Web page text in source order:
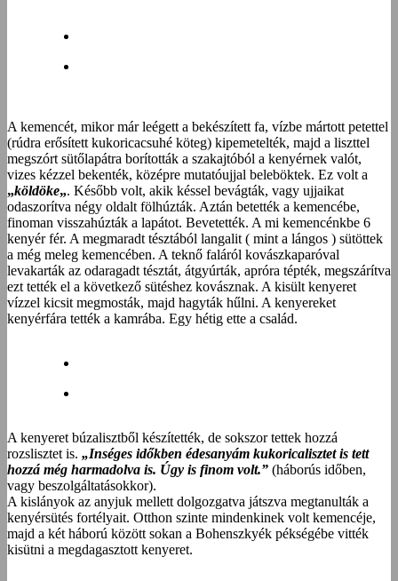
A kemencét, mikor már leégett a bekészített fa, vízbe mártott petettel
(rúdra erősített kukoricacsuhé köteg) kipemetelték, majd a liszttel
megszórt sütőlapátra borították a szakajtóból a kenyérnek valót,
vizes kézzel bekenték, középre mutatóujjal beleböktek. Ez volt a
„köldöke„. Később volt, akik késsel bevágták, vagy ujjaikat
odaszorítva négy oldalt fölhúzták. Aztán betették a kemencébe,
finoman visszahúzták a lapátot. Bevetették. A mi kemencénkbe 6
kenyér fér. A megmaradt tésztából langalit ( mint a lángos ) sütöttek
a még meleg kemencében. A teknő faláról kovászkaparóval
levakarták az odaragadt tésztát, átgyúrták, apróra tépték, megszárítva
ezt tették el a következő sütéshez kovásznak. A kisült kenyeret
vízzel kicsit megmosták, majd hagyták hűlni. A kenyereket
kenyérfára tették a kamrába. Egy hétig ette a család.
A kenyeret búzalisztből készítették, de sokszor tettek hozzá
rozslisztet is. „Inséges időkben édesanyám kukoricalisztet is tett
hozzá még harmadolva is. Úgy is finom volt.” (háborús időben,
vagy beszolgáltatásokkor).
A kislányok az anyjuk mellett dolgozgatva játszva megtanulták a
kenyérsütés fortélyait. Otthon szinte mindenkinek volt kemencéje,
majd a két háború között sokan a Bohenszkyék pékségébe vitték
kisütni a megdagasztott kenyeret.